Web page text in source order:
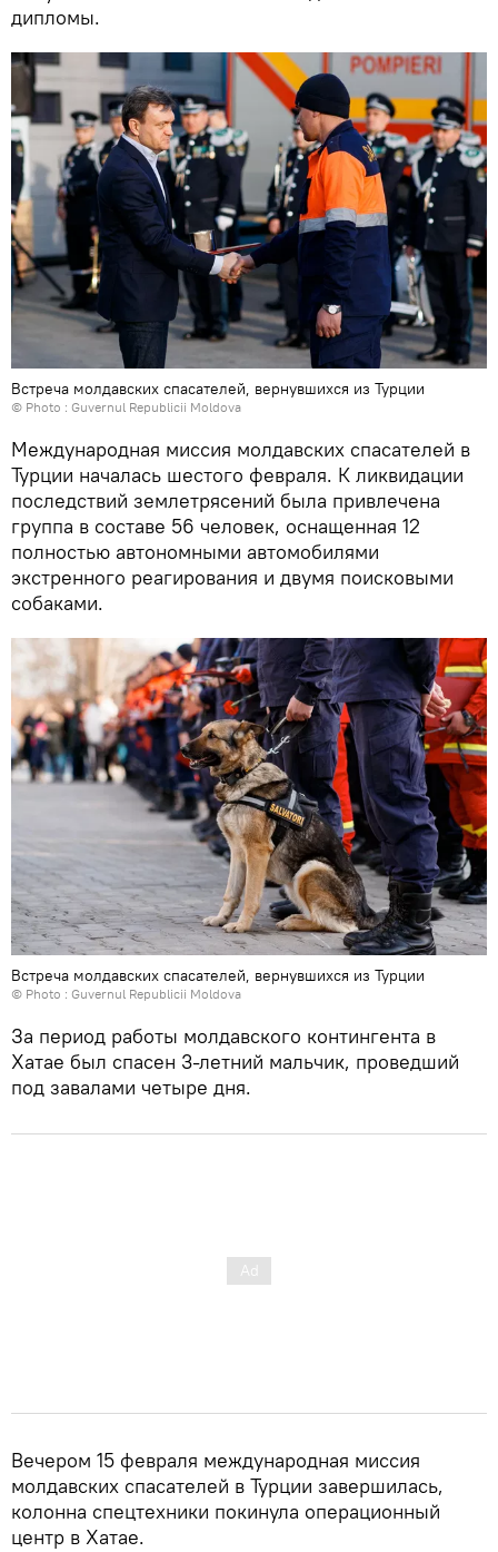
дипломы.
Встреча молдавских спасателей, вернувшихся из Турции
© Photo : Guvernul Republicii Moldova
Международная миссия молдавских спасателей в
Турции началась шестого февраля. К ликвидации
последствий землетрясений была привлечена
группа в составе 56 человек, оснащенная 12
полностью автономными автомобилями
экстренного реагирования и двумя поисковыми
собаками.
Встреча молдавских спасателей, вернувшихся из Турции
© Photo : Guvernul Republicii Moldova
За период работы молдавского контингента в
Хатае был спасен 3-летний мальчик, проведший
под завалами четыре дня.
Вечером 15 февраля международная миссия
молдавских спасателей в Турции завершилась,
колонна спецтехники покинула операционный
центр в Хатае.